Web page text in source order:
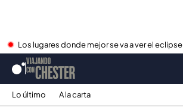
Los lugares donde mejor se va a ver el eclipse
Lo último A la carta